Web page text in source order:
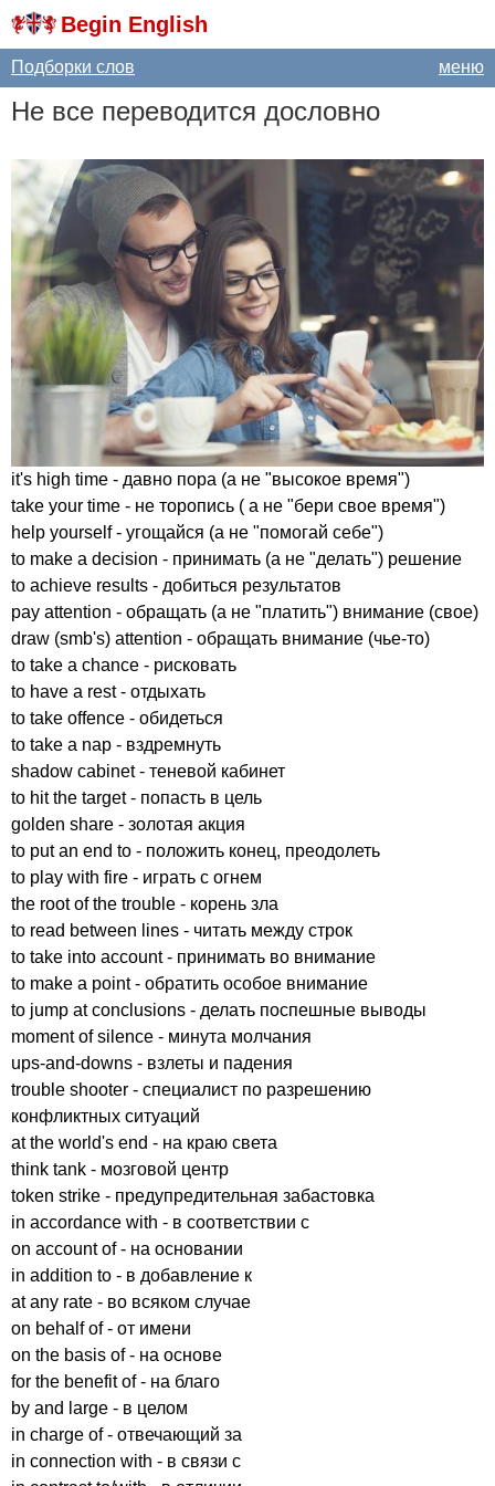
Begin English
меню
Подборки слов
Не все переводится дословно
it's high time - давно пора (а не "высокое время")
take your time - не торопись ( а не "бери свое время")
help yourself- угощайся (а не "помогай себе")
to make a decision - принимать (а не "делать") решение
to achieve results - добиться результатов
pay attention - обращать (а не "платить") внимание (свое)
draw (smb's) attention - обращать внимание (чье-то)
to take a chance - рисковать
to have a rest- отдыхать
to take offence - обидеться
to take a nap - вздремнуть
shadow cabinet- теневой кабинет
to hit the target- попасть в цель
golden share - золотая акция
to put an end to - положить конец, преодолеть
to play with fire - играть с огнем
the root of the trouble - корень зла
to read between lines - читать между строк
to take into account- принимать во внимание
to make a point- обратить особое внимание
to jump at conclusions - делать поспешные выводы
moment of silence - минута молчания
ups-and-downs - взлеты и падения
trouble shooter - специалист по разрешению
конфликтных ситуаций
at the world's end - на краю света
think tank - мозговой центр
token strike - предупредительная забастовка
in accordance with - в соответствии с
on account of- на основании
in addition to - в добавление к
at any rate - во всяком случае
on behalf of- от имени
on the basis of- на основе
for the benefit of- на благо
by and large - в целом
in charge of- отвечающий за
in connection with - в связи с